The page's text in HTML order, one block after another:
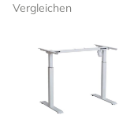
Vergleichen